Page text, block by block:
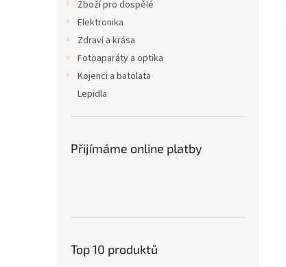
Zboží pro dospělé
Elektronika
Zdraví a krása
Fotoaparáty a optika
Kojenci a batolata
Lepidla
Přijímáme online platby
Top 10 produktů